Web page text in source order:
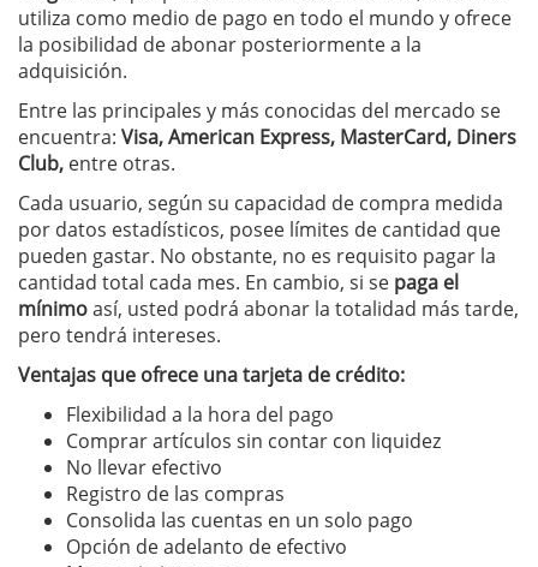
utiliza como medio de pago en todo el mundo y ofrece
la posibilidad de abonar posteriormente a la
adquisición.
Entre las principales y más conocidas del mercado se
encuentra: Visa, American Express, MasterCard, Diners
Club, entre otras.
Cada usuario, según su capacidad de compra medida
por datos estadísticos, posee límites de cantidad que
pueden gastar. No obstante, no es requisito pagar la
cantidad total cada mes. En cambio, si se paga el
mínimoasí, usted podrá abonar la totalidad más tarde,
pero tendrá intereses.
Ventajas que ofrece una tarjeta de crédito:
Flexibilidad a la hora del pago
Comprar artículos sin contar con liquidez
No llevar efectivo
Registro de las compras
Consolida las cuentas en un solo pago
Opción de adelanto de efectivo